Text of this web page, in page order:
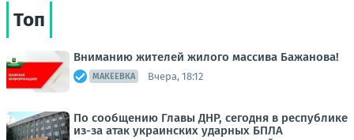
Топ
Вниманию жителей жилого массива Бажанова!
МАКЕЕВКА Вчера, 18:12
По сообщению Главы ДНР, сегодня в республике
из-за атак украинских ударных БПЛА